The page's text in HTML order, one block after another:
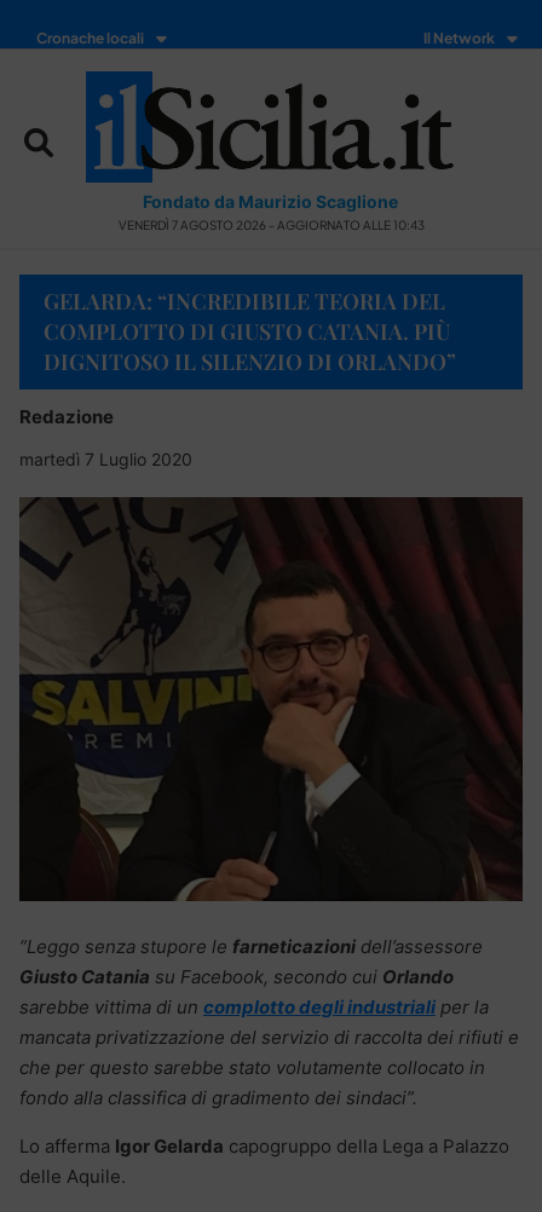
Cronache locali Il Network
Fondato da Maurizio Scaglione
VENERDÌ 7 AGOSTO 2026 - AGGIORNATO ALLE 10:43
GELARDA: “INCREDIBILE TEORIA DEL
COMPLOTTO DI GIUSTO CATANIA. PIÙ
DIGNITOSO IL SILENZIO DI ORLANDO”
Redazione
martedì 7 Luglio 2020
“Leggo senza stupore le farneticazioni dell’assessore
Giusto Catania su Facebook, secondo cui Orlando
sarebbe vittima di un complotto degli industriali per la
mancata privatizzazione del servizio di raccolta dei rifiuti e
che per questo sarebbe stato volutamente collocato in
fondo alla classifica di gradimento dei sindaci”.
Lo afferma Igor Gelarda capogruppo della Lega a Palazzo
delle Aquile.